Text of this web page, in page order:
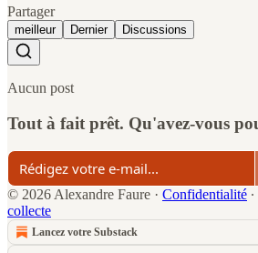
Partager
meilleur Dernier Discussions
Aucun post
Tout à fait prêt. Qu'avez-vous
© 2026 Alexandre Faure · Confidentialité ∙
collecte
Lancez votre Substack